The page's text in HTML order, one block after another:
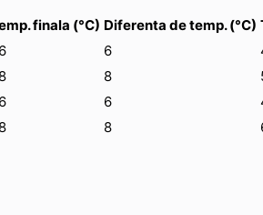
finala (°C) Diferenta de temp. (°C)
6
8
6
8